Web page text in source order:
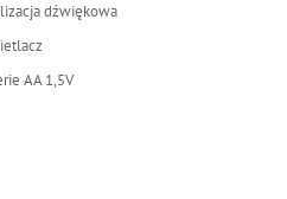
dźwiękowa
AA 1,5V